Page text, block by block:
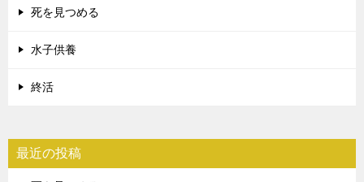
死を見つめる
水子供養
終活
最近の投稿